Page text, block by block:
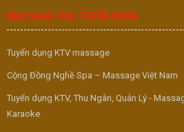
MASSAGE VUA TUYỂN DỤNG
Tuyển dụng KTV massage
Cộng Đồng Nghề Spa – Massage Việt Nam
Tuyển dụng KTV, Thu Ngân, Quản Lý -
Karaoke